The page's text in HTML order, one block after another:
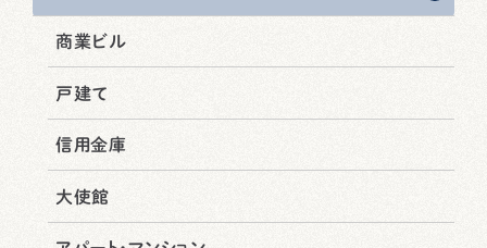
商業ビル
戸建て
信用金庫
大使館